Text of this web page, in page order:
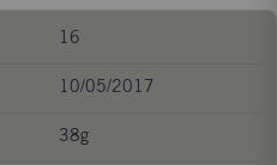
16
10/05/2017
38g